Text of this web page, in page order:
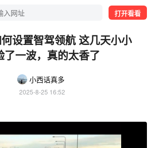
打开看看
设置智驾领航 这几天小小
了一波，真的太香了
小西话真多
2025-8-25 16:52